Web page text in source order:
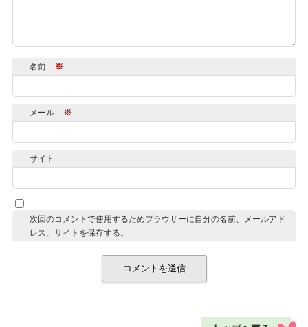
名前 ※
メール ※
サイト
次回のコメントで使用するためブラウザーに自分の名前、メールアド
レス、サイトを保存する。